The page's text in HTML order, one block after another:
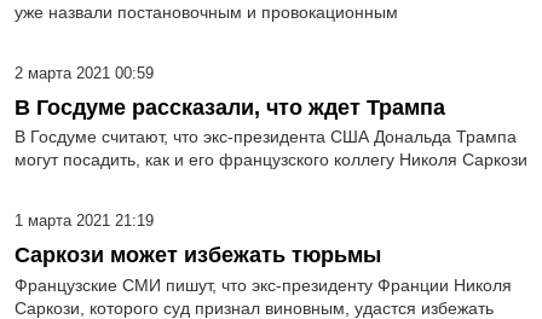
уже назвали постановочным и провокационным
2 марта 2021 00:59
В Госдуме рассказали, что ждет Трампа
В Госдуме считают, что экс-президента США Дональда Трампа
могут посадить, как и его французского коллегу Николя Саркози
1 марта 2021 21:19
Саркози может избежать тюрьмы
Французские СМИ пишут, что экс-президенту Франции Николя
Саркози, которого суд признал виновным, удастся избежать